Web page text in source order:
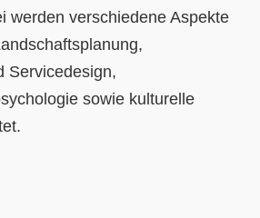
werden verschiedene Aspekte
Servicedesign,
sowie kulturelle